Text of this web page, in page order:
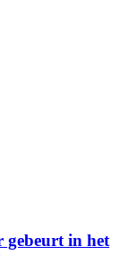
gebeurt in het